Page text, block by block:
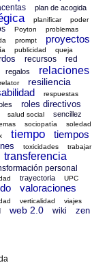
plan de acogida
planificar
poder
Poyton problemas
prompt proyectos
publicidad
queja
recursos red
regalos
relaciones
relator resiliencia
respuestas
roles directivos
salud social
sencillez
sociopatía soledad
tiempo
tiempos
toxicidades trabajar
transferencia
personal
trayectoria
UPC
valoraciones
verticalidad
viajes
web 2.0 wiki zen